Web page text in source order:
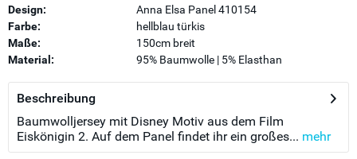
Design:
Anna Elsa Panel 410154
Farbe:
hellblau türkis
Maße:
150cm breit
Material:
95% Baumwolle | 5% Elasthan
Beschreibung
Baumwolljersey mit Disney Motiv aus dem Film
Eiskönigin 2. Auf dem Panel findet ihr ein großes... mehr